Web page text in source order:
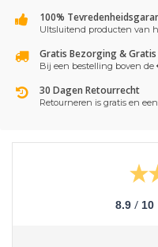
100%
UItsluitend producten van
Gratis Bezorging &
Bij een bestelling boven de
30 Dagen Retourrecht
Retourneren is gratis en
8.9 / 10